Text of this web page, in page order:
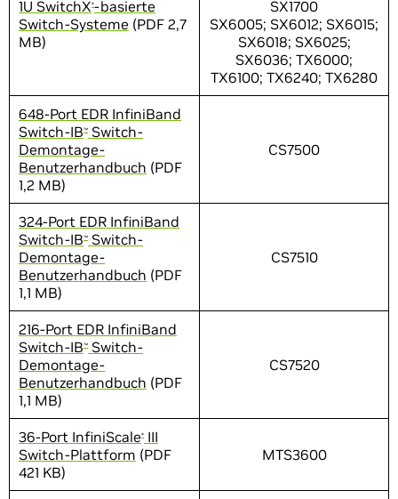
1U SwitchX®-basierte
Switch-Systeme (PDF 2,7
MB)
SX1700
SX6005; SX6012; SX6015;
SX6018; SX6025;
SX6036; TX6000;
TX6100; TX6240; TX6280
648-Port EDR InfiniBand
Switch-IB™
Switch-
Demontage-
Benutzerhandbuch (PDF
1,2 MB)
CS7500
324-Port EDR InfiniBand
Switch-IB™
Switch-
Demontage-
Benutzerhandbuch (PDF
1,1 MB)
CS7510
216-Port EDR InfiniBand
Switch-IB™
Switch-
Demontage-
Benutzerhandbuch (PDF
1,1 MB)
CS7520
36-Port InfiniScale®
III
Switch-Plattform (PDF
421 KB)
MTS3600